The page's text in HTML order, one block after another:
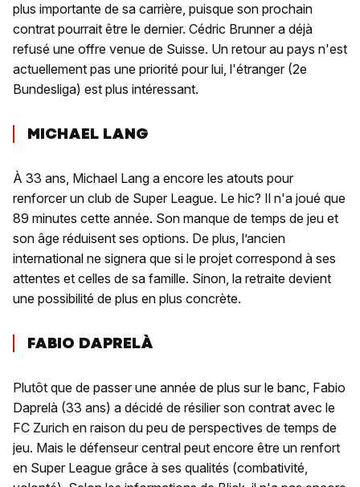
plus importante de sa carrière, puisque son prochain
contrat pourrait être le dernier. Cédric Brunner a déjà
refusé une offre venue de Suisse. Un retour au pays n'est
actuellement pas une priorité pour lui, l'étranger (2e
Bundesliga) est plus intéressant.
MICHAEL LANG
À 33 ans, Michael Lang a encore les atouts pour
renforcer un club de Super League. Le hic? Il n'a joué que
89 minutes cette année. Son manque de temps de jeu et
son âge réduisent ses options. De plus, l’ancien
international ne signera que si le projet correspond à ses
attentes et celles de sa famille. Sinon, la retraite devient
une possibilité de plus en plus concrète.
FABIO DAPRELÀ
Plutôt que de passer une année de plus sur le banc, Fabio
Daprelà (33 ans) a décidé de résilier son contrat avec le
FC Zurich en raison du peu de perspectives de temps de
jeu. Mais le défenseur central peut encore être un renfort
en Super League grâce à ses qualités (combativité,